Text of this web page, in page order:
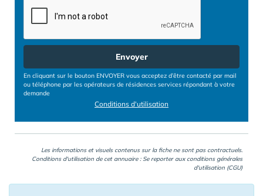
Envoyer
En cliquant sur le bouton ENVOYER vous acceptez d’être contacté par mail
ou téléphone par les opérateurs de résidences services répondant à votre
demande
Conditions d'utilisation
Les informations et visuels contenus sur la fiche ne sont pas contractuels.
Conditions d'utilisation de cet annuaire : Se reporter aux conditions générales
d'utilisation (CGU)